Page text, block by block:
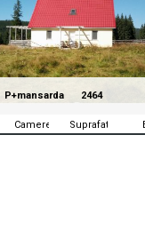
P+mansarda
Camere
2464
Suprafata